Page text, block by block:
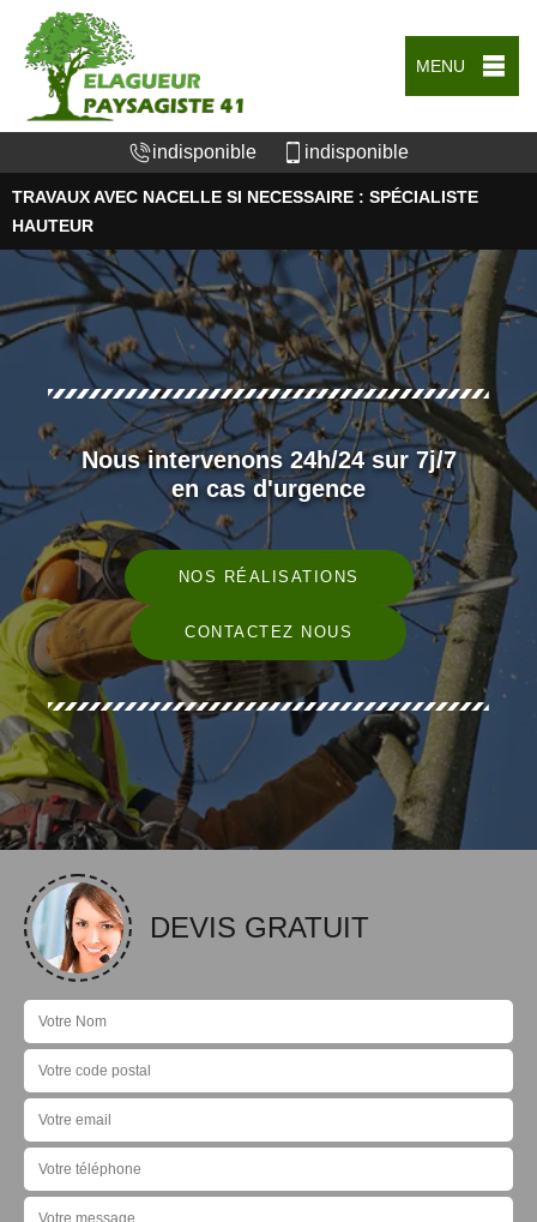
MENU
indisponible indisponible
TRAVAUX AVEC NACELLE SI NECESSAIRE : SPÉCIALISTE
HAUTEUR
Nous intervenons 24h/24 sur 7j/7
en cas d'urgence
NOS RÉALISATIONS
CONTACTEZ NOUS
DEVIS GRATUIT